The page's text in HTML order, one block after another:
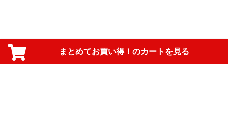
まとめてお買い得！のカートを見る